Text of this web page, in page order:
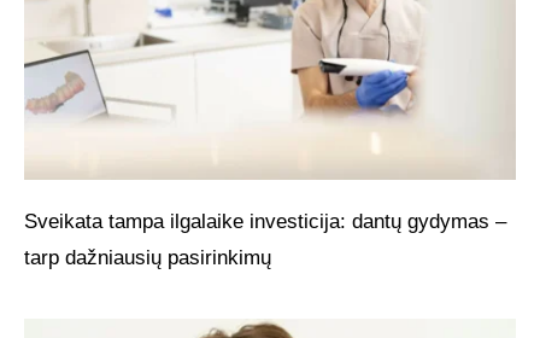
Sveikata tampa ilgalaike investicija: dantų gydymas –
tarp dažniausių pasirinkimų